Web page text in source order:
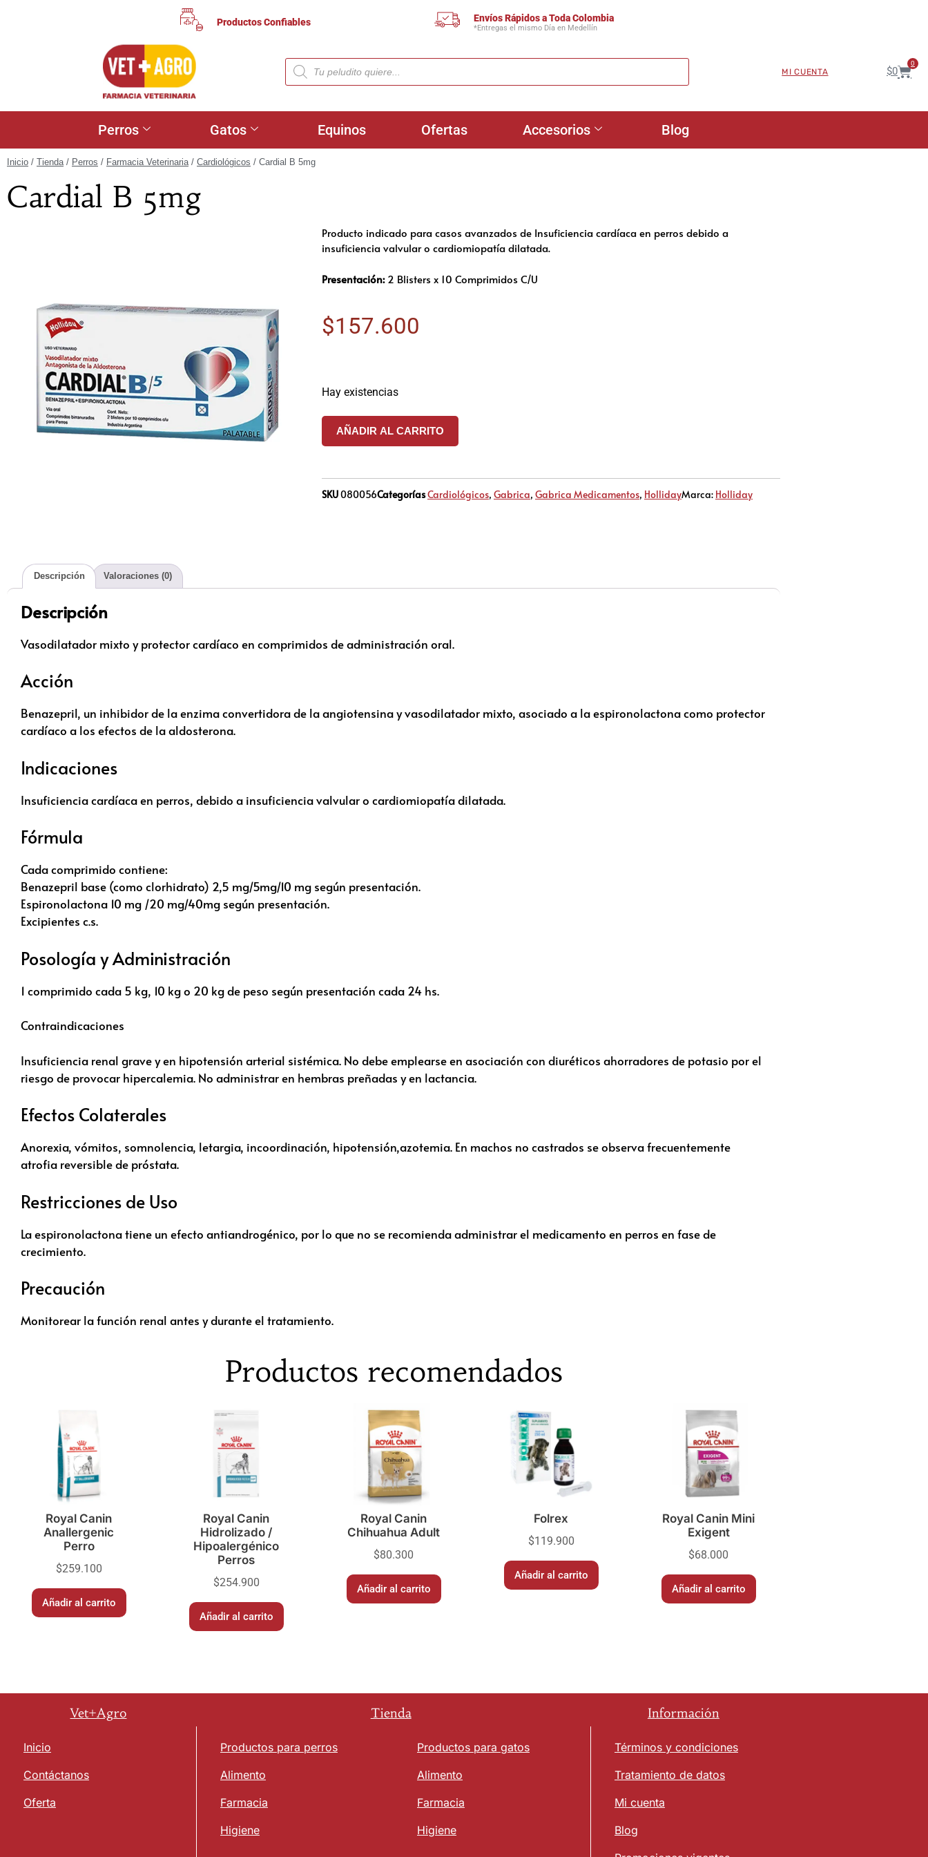
Productos Confiables Envíos Rápidos a Toda Colombia
*Entregas el mismo Día en Medellín
MI CUENTA $0
0
Perros Gatos Equinos Ofertas Accesorios Blog
Inicio / Tienda/ Perros / Farmacia Veterinaria/ Cardiológicos / Cardial B 5mg
Cardial B 5mg
Producto indicado para casos avanzados de Insuficiencia cardíaca en perros debido a
insuficiencia valvular o cardiomiopatía dilatada.
Presentación:2 Blisters x 10 Comprimidos C/U
$157.600
Hay existencias
AÑADIR AL CARRITO
SKU080056CategoríasCardiológicos, Gabrica, Gabrica Medicamentos, HollidayMarca: Holliday
Descripción Valoraciones (0)
Descripción
Vasodilatador mixto y protector cardíaco en comprimidos de administración oral.
Acción
Benazepril, un inhibidor de la enzima convertidora de la angiotensina y vasodilatador mixto, asociado a la espironolactona como protector
cardíaco a los efectos de la aldosterona.
Indicaciones
Insuficiencia cardíaca en perros, debido a insuficiencia valvular o cardiomiopatía dilatada.
Fórmula
Cada comprimido contiene:
Benazepril base (como clorhidrato) 2,5 mg/5mg/10 mg según presentación.
Espironolactona 10 mg /20 mg/40mg según presentación.
Excipientes c.s.
Posología y Administración
1 comprimido cada 5 kg, 10 kg o 20 kg de peso según presentación cada 24 hs.
Contraindicaciones
Insuficiencia renal grave y en hipo­tensión arterial sistémica. No debe emplearse en asociación con diuréticos ahorra­dores de potasio por el
riesgo de provocar hipercalemia. No administrar en hembras preñadas y en lactancia.
Efectos Colaterales
Anorexia, vómitos, somnolencia, letargia, incoordinación, hipotensión,azotemia. En machos no castrados se observa frecuentemente
atrofia reversible de próstata.
Restricciones de Uso
La espironolactona tiene un efecto antiandrogénico, por lo que no se recomienda administrar el medicamento en perros en fase de
crecimiento.
Precaución
Monitorear la función renal antes y durante el tratamiento.
Productos recomendados
Royal Canin
Anallergenic
Perro
$259.100
Añadir al carrito
Royal Canin
Hidrolizado /
Hipoalergénico
Perros
$254.900
Añadir al carrito
Royal Canin
Chihuahua Adult
$80.300
Añadir al carrito
Folrex
$119.900
Añadir al carrito
Royal Canin Mini
Exigent
$68.000
Añadir al carrito
Vet+Agro Tienda Información
Inicio
Contáctanos
Oferta
Productos para perros
Alimento
Farmacia
Higiene
Productos para gatos
Alimento
Farmacia
Higiene
Términos y condiciones
Tratamiento de datos
Mi cuenta
Blog